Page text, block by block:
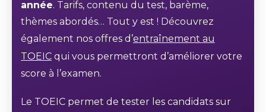
année. Tarifs, contenu du test, barème,
thèmes abordés… Tout y est ! Découvrez
également nos offres d’entraînement au
TOEIC qui vous permettront d’améliorer votre
score à l’examen.
Le TOEIC permet de tester les candidats sur